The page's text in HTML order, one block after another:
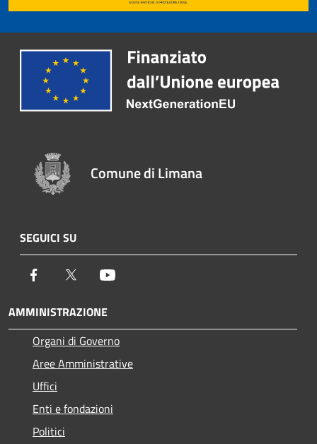
Comune di Limana
SEGUICI SU
Facebook Twitter
AMMINISTRAZIONE
Organi di Governo
Aree Amministrative
Uffici
Enti e fondazioni
Politici